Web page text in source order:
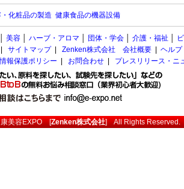
化粧品の製造 健康食品の機器設備
美容 ハーブ・アロマ 団体・学会 介護・福祉
サイトマップ| Zenken株式会社 会社概要
ヘルプ
報保護ポリシー お問合わせ プレスリリース・ニ
美容EXPO[Zenken株式会社] All Rights Reserved.